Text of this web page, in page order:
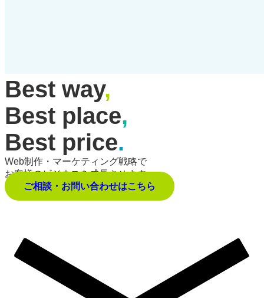
Best way,
Best place,
Best price.
Web制作・マーケティング戦略で
お客様のビジネスを成長させます。
ご相談・お問い合わせはこちら